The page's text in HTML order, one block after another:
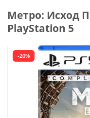
Метро: Исход
PlayStation 5
-20%